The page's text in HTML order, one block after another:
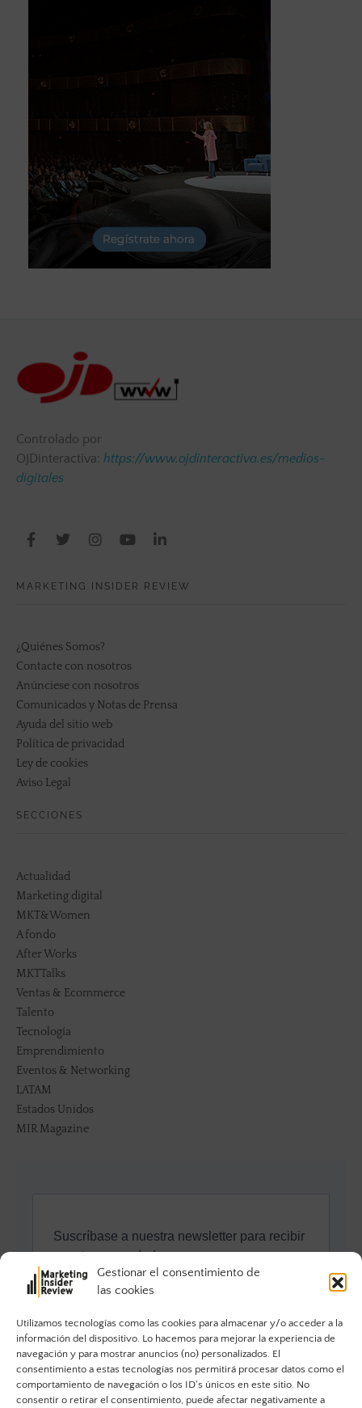
Gestionar el consentimiento de
las cookies
Utilizamos tecnologías como las cookies para almacenar y/o acceder a la
información del dispositivo. Lo hacemos para mejorar la experiencia de
navegación y para mostrar anuncios (no) personalizados. El
consentimiento a estas tecnologías nos permitirá procesar datos como el
comportamiento de navegación o los ID's únicos en este sitio. No
consentir o retirar el consentimiento, puede afectar negativamente a
Controlado por
OJDinteractiva: https://www.ojdinteractiva.es/medios-
digitales
MARKETING INSIDER REVIEW
¿Quiénes Somos?
Contacte con nosotros
Anúnciese con nosotros
Comunicados y Notas de Prensa
Ayuda del sitio web
Política de privacidad
Ley de cookies
Aviso Legal
SECCIONES
Actualidad
Marketing digital
MKT&Women
A fondo
After Works
MKTTalks
Ventas & Ecommerce
Talento
Tecnología
Emprendimiento
Eventos & Networking
LATAM
Estados Unidos
MIR Magazine